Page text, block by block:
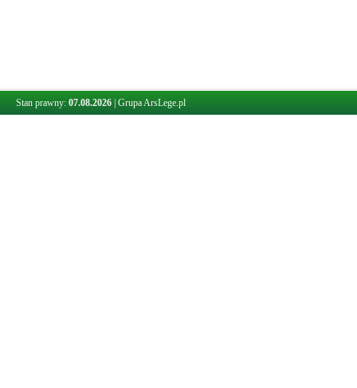
Stan prawny: 07.08.2026 Grupa ArsLege.pl